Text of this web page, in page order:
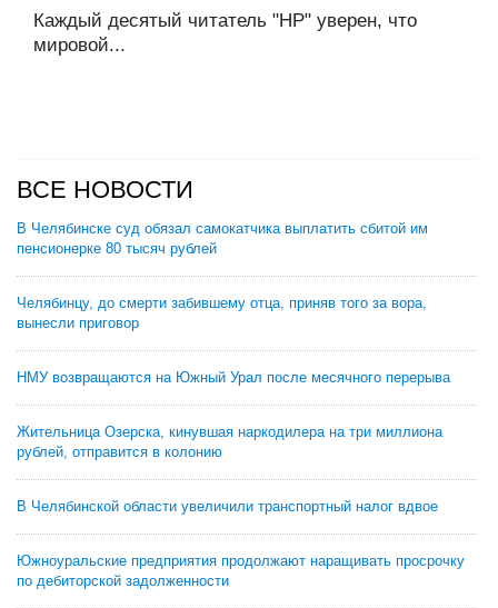
Каждый десятый читатель "НР" уверен, что
мировой...
ВСЕ НОВОСТИ
В Челябинске суд обязал самокатчика выплатить сбитой им
пенсионерке 80 тысяч рублей
Челябинцу, до смерти забившему отца, приняв того за вора,
вынесли приговор
НМУ возвращаются на Южный Урал после месячного перерыва
Жительница Озерска, кинувшая наркодилера на три миллиона
рублей, отправится в колонию
В Челябинской области увеличили транспортный налог вдвое
Южноуральские предприятия продолжают наращивать просрочку
по дебиторской задолженности